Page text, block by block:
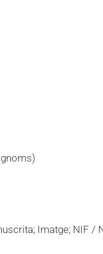
Imatge; NIF /